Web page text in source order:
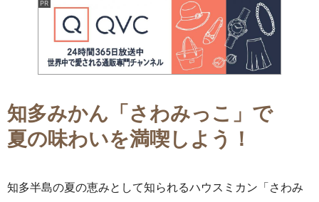
知多みかん「さわみっこ」で
夏の味わいを満喫しよう！
知多半島の夏の恵みとして知られるハウスミカン「さわみ